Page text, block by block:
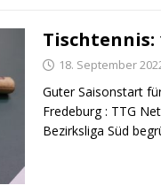
Tischtennis:
18. September
Guter Saisonstart
Fredeburg : TTG
Bezirksliga Süd